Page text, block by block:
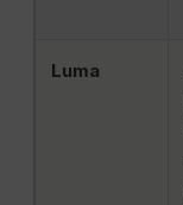
Luma